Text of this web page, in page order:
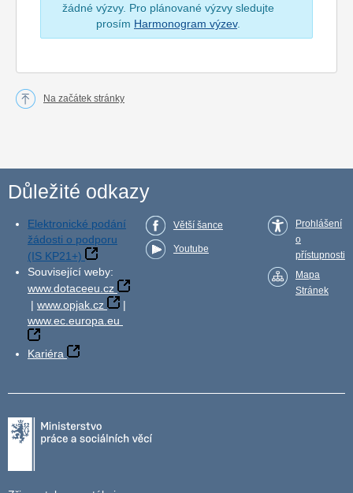
žádné výzvy. Pro plánované výzvy sledujte
prosím Harmonogram výzev.
Na začátek stránky
Důležité odkazy
Elektronické podání
žádosti o podporu
(IS KP21+)
Související weby:
www.dotaceeu.cz
| www.opjak.cz
|
www.ec.europa.eu
Kariéra
Větší šance
Youtube
Prohlášení
o
přístupnosti
Mapa
Stránek